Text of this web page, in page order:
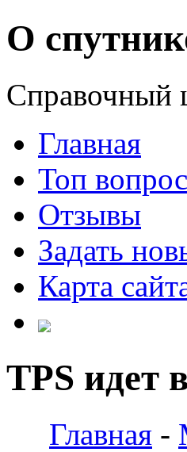
О
Справочный
Главная
Топ
Отзывы
Задать
Карта
TPS идет
Главная -